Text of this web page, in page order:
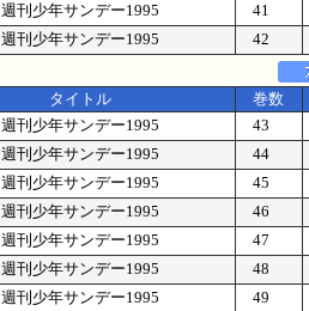
週刊少年サンデー1995
41
週刊少年サンデー1995 42
タイトル
巻数
週刊少年サンデー1995
43
週刊少年サンデー1995
44
週刊少年サンデー1995
45
週刊少年サンデー1995
46
週刊少年サンデー1995
47
週刊少年サンデー1995
48
週刊少年サンデー1995
49